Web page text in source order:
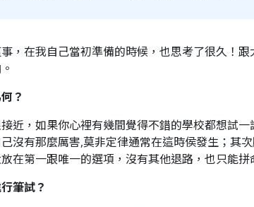
，在我自己當初準備的時候，也思考了很久！
？
近，如果你心裡有幾間覺得不錯的學校都想試
沒有那麼厲害,莫非定律通常在這時侯發生；其
在第一跟唯一的選項，沒有其他退路，也只能拼
筆試？